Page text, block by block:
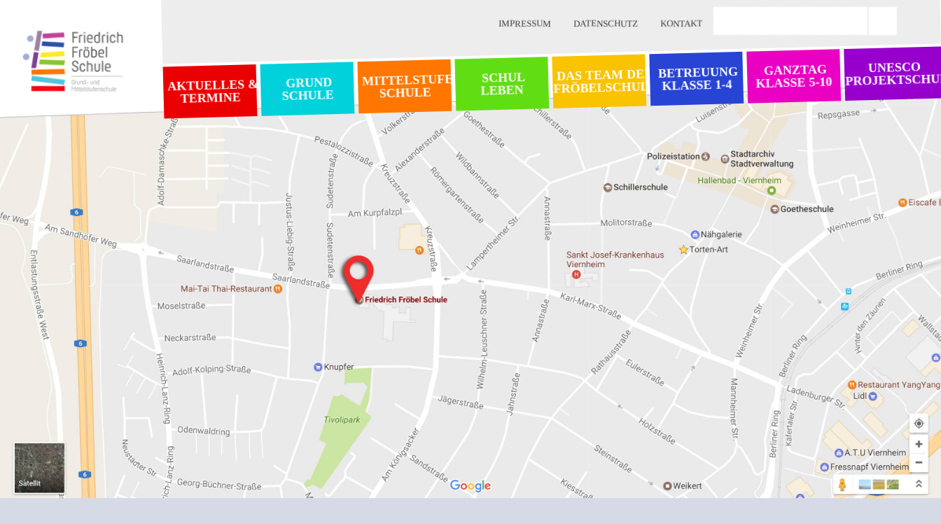
IMPRESSUM DATENSCHUTZ KONTAKT
AKTUELLES &
TERMINE
GRUND
SCHULE
MITTELSTUFEN
SCHULE
SCHUL
LEBEN
DAS TEAM DER
FRÖBELSCHULE
BETREUUNG
KLASSE 1-4
GANZTAG
KLASSE 5-10
UNESCO